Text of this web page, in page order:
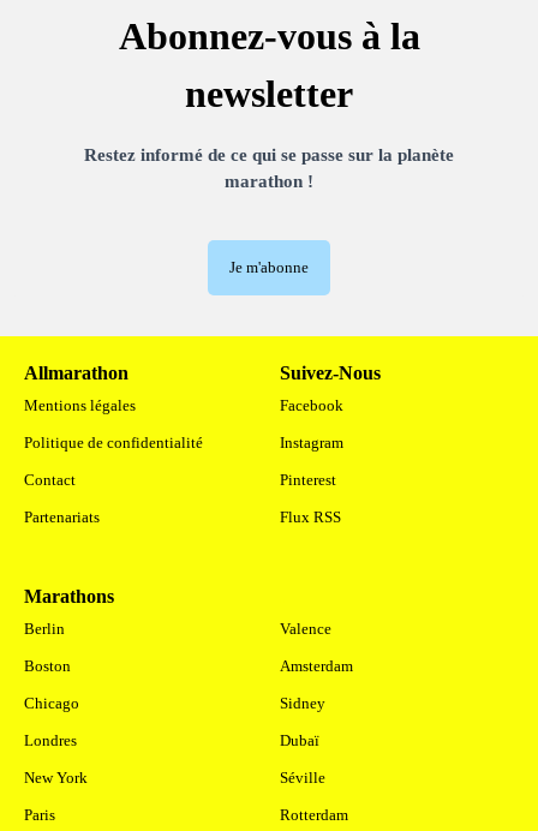
Abonnez-vous à la
newsletter
Restez informé de ce qui se passe sur la planète
marathon !
Je m'abonne
Allmarathon
Mentions légales
Politique de confidentialité
Contact
Partenariats
Suivez-Nous
Facebook
Instagram
Pinterest
Flux RSS
Marathons
Berlin
Boston
Chicago
Londres
New York
Paris
Valence
Amsterdam
Sidney
Dubaï
Séville
Rotterdam